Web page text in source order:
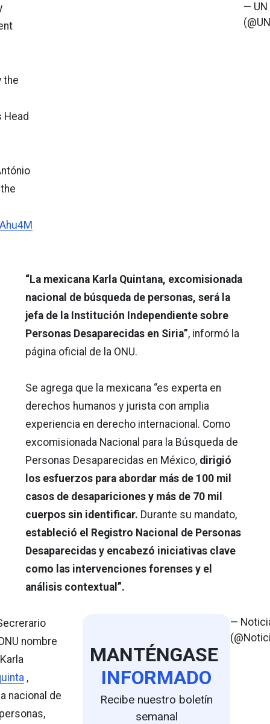
the
Head
—
“La mexicana Karla Quintana, excomisionada
nacional de búsqueda de personas, será la
jefa de la Institución Independiente sobre
Personas Desaparecidas en Siria”, informó la
página oficial de la ONU.
Se agrega que la mexicana “es experta en
derechos humanos y jurista con amplia
experiencia en derecho internacional. Como
excomisionada Nacional para la Búsqueda de
Personas Desaparecidas en México, dirigió
los esfuerzos para abordar más de 100 mil
casos de desapariciones y más de 70 mil
cuerpos sin identificar. Durante su mandato,
estableció el Registro Nacional de Personas
Desaparecidas y encabezó iniciativas clave
como las intervenciones forenses y el
análisis contextual”.
nombre
,
nacional de
MANTÉNGASE
INFORMADO
Recibe nuestro boletín
semanal
—